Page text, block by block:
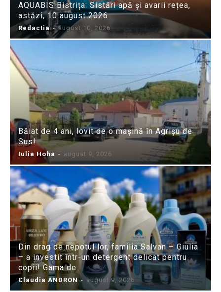
AQUABIS Bistrița: Sistări apă și avarii rețea,
astăzi, 10 august 2026
Redactia - august 10, 2026
Băiat de 4 ani, lovit de o mașină în Agrișu de
Sus!
Iulia Hoha - august 9, 2026
Din drag de nepotul lor, familia Salvan – Giulia
– a investit într-un detergent delicat pentru
copii! Gama de...
Claudia ANDRON - august 9, 2026